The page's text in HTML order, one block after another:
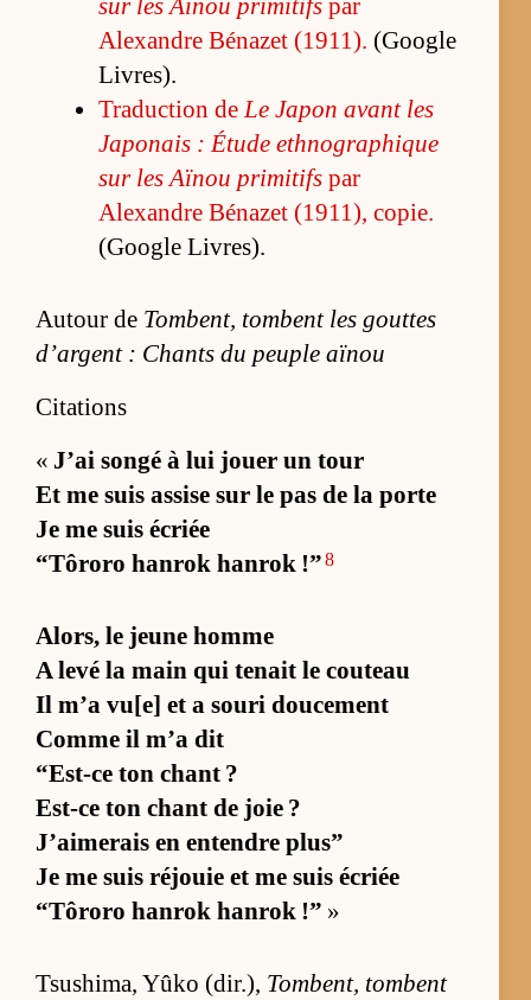
sur les Aï­nou pri­mi­tifspar
Alexandre Bé­na­zet (1911). (Google
Li­vres).
Tra­duc­tion deLe Ja­pon avant les
Ja­po­nais : Étude eth­no­gra­phique
sur les Aï­nou pri­mi­tifspar
Alexandre Bé­na­zet (1911), co­pie.
(Google Li­vres).
Autour de Tombent, tombent les gouttes
d’argent : Chants du peuple aïnou
Citations
« J’ai songé à lui jouer un tour
Et me suis as­sise sur le pas de la porte
Je me suis écriée
“Tô­roro han­rok han­rok !”8
Alors, le jeune homme
A levé la main qui te­nait le cou­teau
Il m’a vu[e] et a souri dou­ce­ment
Comme il m’a dit
“Est-ce ton chant ?
Est-ce ton chant de joie ?
J’ai­me­rais en en­tendre plus”
Je me suis réjouie et me suis écriée
“Tô­roro han­rok han­rok !” »
Tsu­shi­ma, Yûko (dir.), Tom­bent, tombent